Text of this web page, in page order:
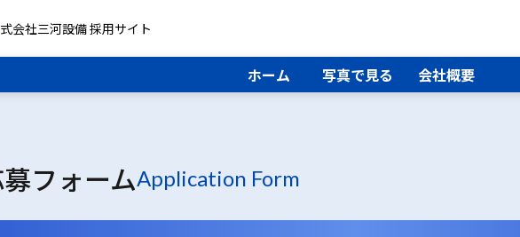
会社三河設備 採用サイト
ホーム 写真で見る 会社概要
フォームApplication Form